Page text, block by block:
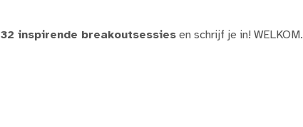
32 inspirende breakoutsessies en schrijf je in! WELKOM.